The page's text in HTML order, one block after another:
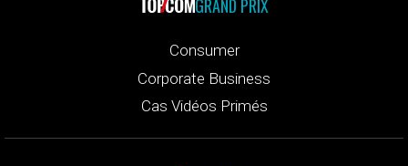
GRAND PRIX
Consumer
Corporate Business
Cas Vidéos Primés